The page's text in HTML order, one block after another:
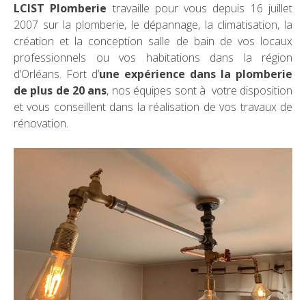
LCIST Plomberie travaille pour vous depuis 16 juillet
2007 sur la plomberie, le dépannage, la climatisation, la
création et la conception salle de bain de vos locaux
professionnels ou vos habitations dans la région
d’Orléans. Fort d’une expérience dans la plomberie
de plus de 20 ans, nos équipes sont à votre disposition
et vous conseillent dans la réalisation de vos travaux de
rénovation.